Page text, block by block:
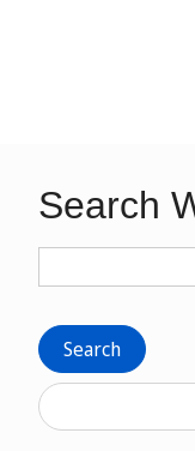
Search
Search